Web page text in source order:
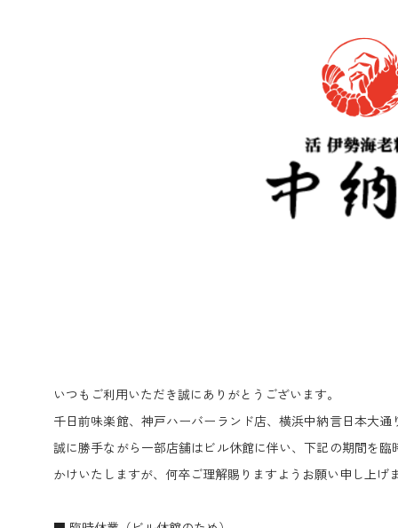
いつもご利用いただき誠にありがとうございます。
千日前味楽館、神戸ハーバーランド店、横浜中納言日本大
誠に勝手ながら一部店舗はビル休館に伴い、下記の期間を
かけいたしますが、何卒ご理解賜りますようお願い申し上げ